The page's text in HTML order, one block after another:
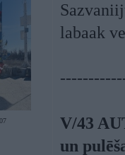
labaak
V/43
un